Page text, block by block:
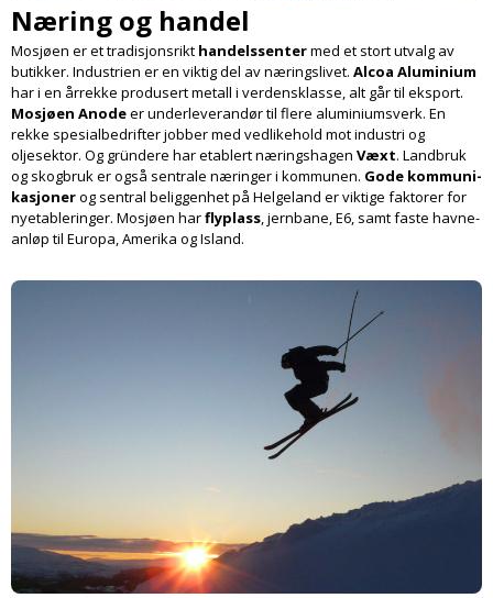
Næring og handel
Mosjøen er et tradisjonsrikt handels­sentermed et stort utvalg av
butikker. Industrien er en viktig del av næringslivet. Alcoa Aluminium
har i en årrekke produsert metall i verdensklasse, alt går til eksport.
Mosjøen Anodeer under­leverandør til flere aluminiums­verk. En
rekke spesialbedrifter jobber med vedlikehold mot industri og
oljesektor. Og gründere har etablert nærings­hagen Væxt. Landbruk
og skogbruk er også sentrale næringer i kommunen. Gode kommuni­
kasjonerog sentral beliggenhet på Helgeland er viktige faktorer for
nyetable­ringer. Mosjøen harflyplass, jernbane, E6, samt faste havne­
anløp til Europa, Amerika og Island.